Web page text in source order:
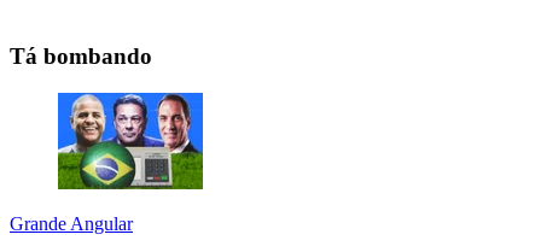
Tá bombando
Grande Angular